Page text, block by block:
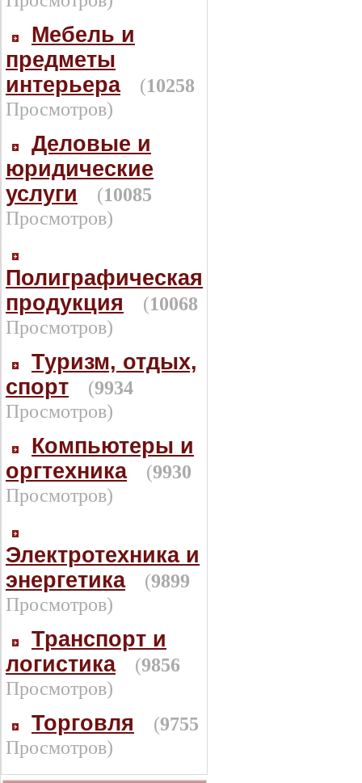
Мебель и
предметы
интерьера
(10258
Просмотров)
Деловые и
юридические
услуги
(10085
Просмотров)
Полиграфическая
продукция
(10068
Просмотров)
Туризм, отдых,
спорт
(9934
Просмотров)
Компьютеры и
оргтехника
(9930
Просмотров)
Электротехника и
энергетика
(9899
Просмотров)
Транспорт и
логистика
(9856
Просмотров)
Торговля (9755
Просмотров)